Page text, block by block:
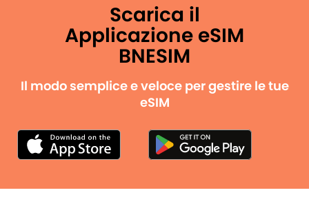
Scarica il
Applicazione eSIM
BNESIM
Il modo semplice e veloce per gestire le tue
eSIM